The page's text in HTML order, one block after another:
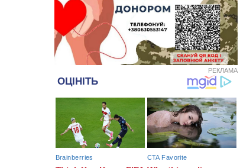
09:42
“Черкасиводоканал” пропонує
підвищити тарифи на воду та
водовідведення з 2027 року
09:08
Встановити гойдалки, карусель і
закупити іграшки: у Черкасах
дитсадку
08:22 “На щиті” у Чорнобаївську
громаду повертається полеглий
біля Кліщіївки воїн
07:30
Понад 968 мільйонів гривень
Черкащині
РЕКЛАМА